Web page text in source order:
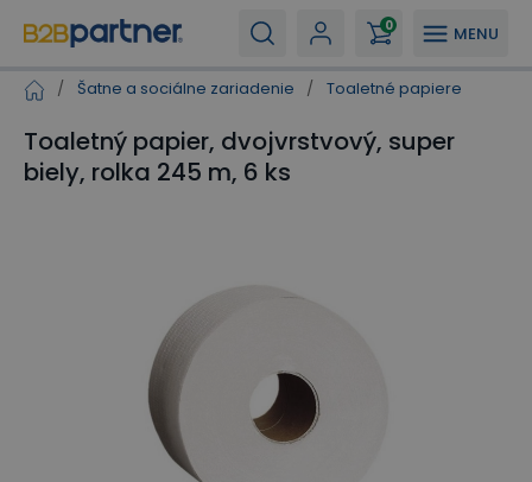
MENU
0
/ Šatne a sociálne zariadenie / Toaletné papiere
Toaletný papier, dvojvrstvový, super
biely, rolka 245 m, 6 ks